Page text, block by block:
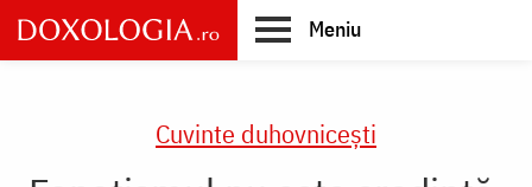
Skip
to
main
Meniu
Cuvinte duhovnicești